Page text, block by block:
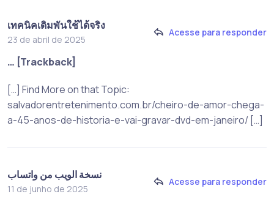
เทคนิคเดิมพันใช้ได้จริง
23 de abril de 2025
Acesse para responder
… [Trackback]
[…] Find More on that Topic:
salvadorentretenimento.com.br/cheiro-de-amor-chega-
a-45-anos-de-historia-e-vai-gravar-dvd-em-janeiro/ […]
نسخة الويب من واتساب
11 de junho de 2025
Acesse para responder